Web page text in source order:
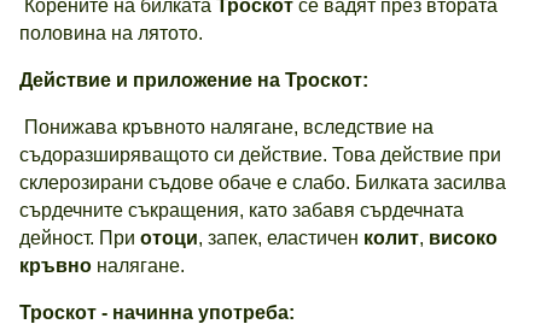
Корените на билката Троскот се вадят през втората
половина на лятото.
Действие и приложение на Троскот:
Понижава кръвното налягане, вследствие на
съдоразширяващото си действие. Това действие при
склерозирани съдове обаче е слабо. Билката засилва
сърдечните съкращения, като забавя сърдечната
дейност. При отоци, запек, еластичен колит, високо
кръвно налягане.
Троскот - начинна употреба: